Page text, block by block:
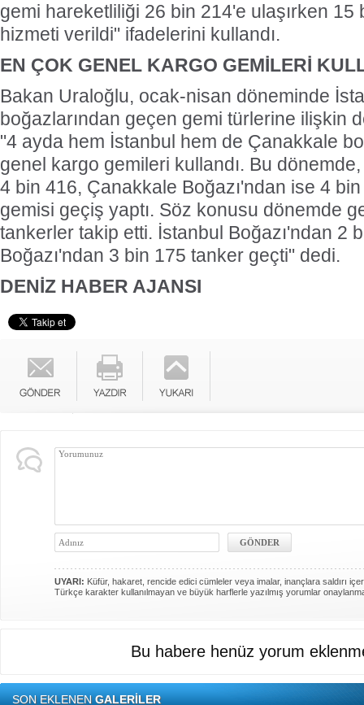
gemi hareketliliği 26 bin 214'e ulaşırken 15
hizmeti verildi" ifadelerini kullandı.
EN ÇOK GENEL KARGO GEMİLERİ
Bakan Uraloğlu, ocak-nisan döneminde
boğazlarından geçen gemi türlerine ilişkin
"4 ayda hem İstanbul hem de Çanakkale
genel kargo gemileri kullandı. Bu
4 bin 416, Çanakkale Boğazı'ndan ise 4
gemisi geçiş yaptı. Söz konusu dönemde
tankerler takip etti. İstanbul Boğazı'ndan 2
Boğazı'ndan 3 bin 175 tanker geçti" dedi.
DENİZ HABER AJANSI
UYARI: Küfür, hakaret, rencide edici cümleler veya imalar, inançlara saldırı
Türkçe karakter kullanılmayan ve büyük harflerle yazılmış yorumlar
Bu habere henüz yorum
SON EKLENENGALERİLER